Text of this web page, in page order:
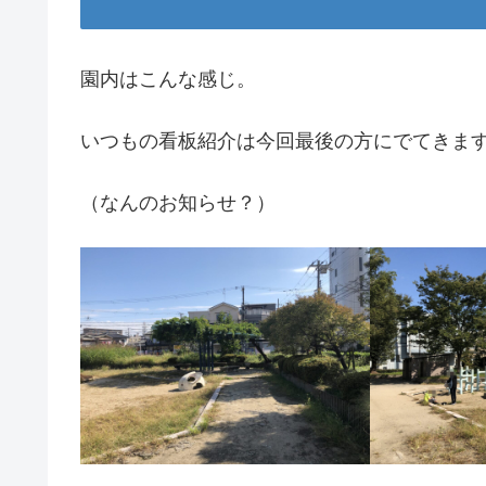
園内はこんな感じ。
いつもの看板紹介は今回最後の方にでてきま
（なんのお知らせ？）